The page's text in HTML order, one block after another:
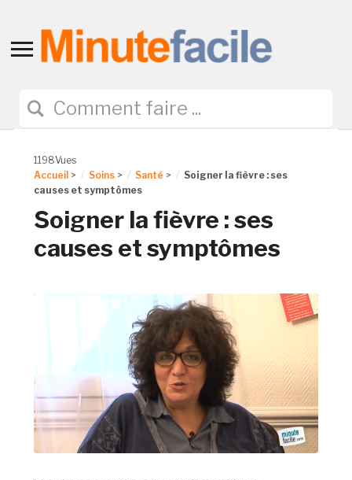
Toggle
navigation
1198Vues
Accueil > Soins > Santé >
Soigner la fièvre : ses
causes et symptômes
Soigner la fièvre : ses
causes et symptômes